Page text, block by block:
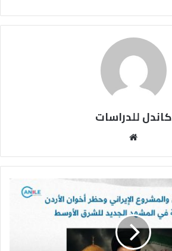
كاندل للدراسات
الوي
ب